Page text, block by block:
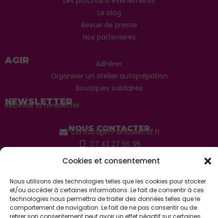
Cookies et consentement
Nous utilisons des technologies telles que les cookies pour stocker
et/ou accéder à certaines informations. Le fait de consentir à ces
technologies nous permettra de traiter des données telles que le
comportement de navigation. Le fait de ne pas consentir ou de
retirer son consentement peut avoir un effet négatif sur certaines
Le blog
Revue de presse
Nos partenaires
AGIR
Adhérer
Organiser un atelier autopalpation
Boutiques solidaires
NEWSLETTER
Recevoir la newsletter
NOUS CONTACTER
contact@m-oncollectif.fr
07 43 27 66 95
Envoyer un message
de 10h à 12h et de 14h à 18h
Mentions légales|Politique de confidentialité